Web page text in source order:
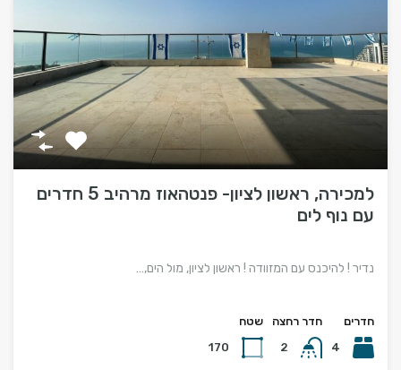
למכירה, ראשון לציון- פנטהאוז מרהיב 5 חדרים
עם נוף לים
נדיר ! להיכנס עם המזוודה ! ראשון לציון, מול הים,…
חדרים
4
חדר רחצה
2
שטח
170